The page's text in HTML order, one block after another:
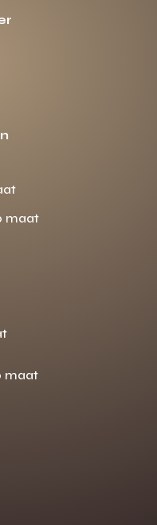
maat
maat